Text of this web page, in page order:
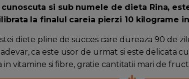
si sub numele de dieta Rina,
la finalul careia pierzi 10 kilograme
diete pline de succes care dureaza 90 de
ca este usor de urmat si este delicata
in vitamine si fibre, gratie cantitatii mari de